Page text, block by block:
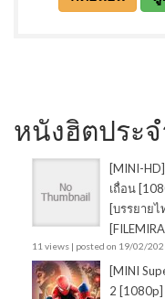
หนังฮิตประ
[MINI-
เถื่อน
[บรรยายไ
11 views | posted on 19/02/
[MINI
2 [1080p]